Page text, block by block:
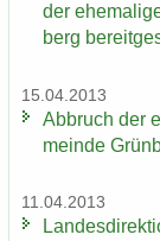
der
berg
15.04.2013
Ab­bruch der
mein­de
11.04.2013